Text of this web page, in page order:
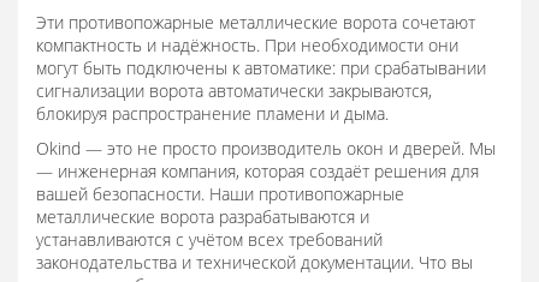
Эти противопожарные металлические ворота сочетают
компактность и надёжность. При необходимости они
могут быть подключены к автоматике: при срабатывании
сигнализации ворота автоматически закрываются,
блокируя распространение пламени и дыма.
Okind — это не просто производитель окон и дверей. Мы
— инженерная компания, которая создаёт решения для
вашей безопасности. Наши противопожарные
металлические ворота разрабатываются и
устанавливаются с учётом всех требований
законодательства и технической документации. Что вы